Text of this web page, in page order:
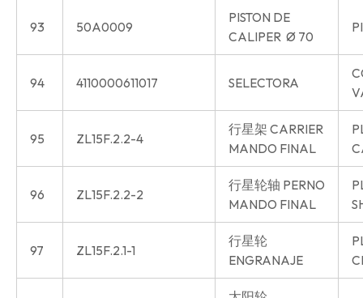
93 50A0009
PISTON DE
CALIPER Ø 70
94 4110000611017 SELECTORA
95 ZL15F.2.2-4
行星架 CARRIER
MANDO FINAL
96 ZL15F.2.2-2
行星轮轴 PERNO
MANDO FINAL
97 ZL15F.2.1-1
行星轮
ENGRANAJE